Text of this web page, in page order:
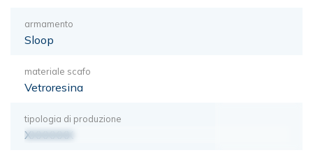
armamento
Sloop
materiale scafo
Vetroresina
tipologia di produzione
XXXXXXX